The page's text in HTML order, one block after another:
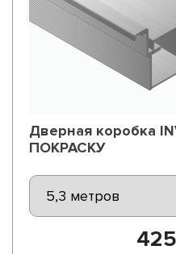
Дверная коробка
ПОКРАСКУ